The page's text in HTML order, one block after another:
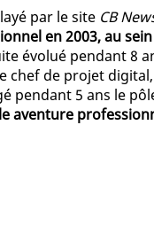
par le site CB
en 2003, au
évolué pendant 8
chef de projet
pendant 5 ans le
aventure